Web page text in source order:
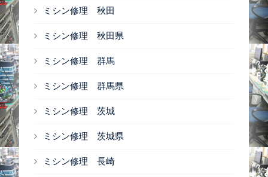
ミシン修理 秋田
ミシン修理 秋田県
ミシン修理 群馬
ミシン修理 群馬県
ミシン修理 茨城
ミシン修理 茨城県
ミシン修理 長崎